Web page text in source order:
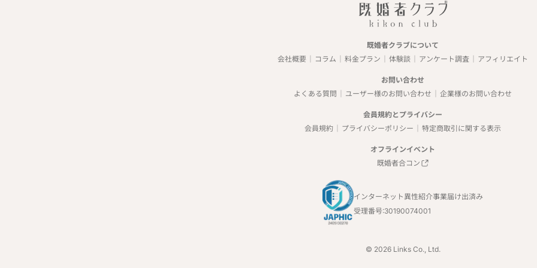
既婚者クラブについて
会社概要
コラム 料金プラン 体験談 アンケート調査 アフィリエイト
お問い合わせ
よくある質問
ユーザー様のお問い合わせ 企業様のお問い合わせ
会員規約とプライバシー
会員規約
プライバシーポリシー 特定商取引に関する表示
オフラインイベント
既婚者合コン
インターネット異性紹介事業届け出済み
受理番号:30190074001
©️ 2026 Links Co., Ltd.